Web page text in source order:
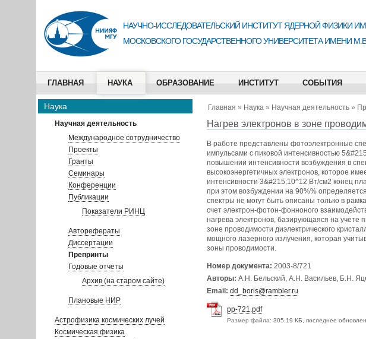
НАУЧНО-ИССЛЕДОВАТЕЛЬСКИЙ ИНСТИТУТ ЯДЕРНОЙ ФИЗИКИ
МОСКОВСКОГО ГОСУДАРСТВЕННОГО УНИВЕРСИТЕТА ИМЕНИ
ГЛАВНАЯ НАУКА ОБРАЗОВАНИЕ ИНСТИТУТ СОБЫТИЯ
Наука
Научная деятельность
Международное сотрудничество
Проекты
Гранты
Семинары
Конференции
Публикации
Показатели РИНЦ
Авторефераты
Диссертации
Препринты
Годовые отчеты
Архив (на старом сайте)
Плановые НИР
Астрофизика космических лучей
Космическая физика
Главная » Наука» Научная деятельность»
Нагрев электронов в зоне
В работе представлены фотоэлектронные
импульсами с пиковой интенсивностью
повышении интенсивности возбуждения в
высокоэнергетичных электронов, которое
интенсивности 3&#215;10^12 Вт/см2 конец
при этом возбуждении на 90%%
спектры не могут быть описаны только в
счет электрон-фотон-фонноного
нагрева электронов, базирующаяся на учете
зоне проводимости диэлектрического
мощного лазерного излучения, которая
зоны проводимости.
Номер документа: 2003-8/721
Авторы: А.Н. Бельский, А.Н. Васильев, Б.Н.
Email: dd_boris@rambler.ru
pp-721.pdf
Размер файла: 305.19 КБ, последнее